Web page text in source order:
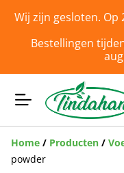
Wij zijn gesloten. Op
Bestellingen
Home / Producten /
powder